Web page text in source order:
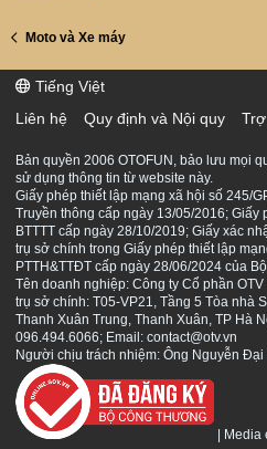
Moto và Xe máy
Tiếng Việt
Liên hệ
Quy định và Nội quy
Bản quyền 2006 OTOFUN, bảo lưu mọi
sử dụng thông tin từ website này.
Giấy phép thiết lập mạng xã hội số 245/
Truyền thông cấp ngày 13/05/2016; Giấy
BTTTT cấp ngày 28/10/2019; Giấy xác
trụ sở chính trong Giấy phép thiết lập
PTTH&TTĐT cấp ngày 28/06/2024 của
Tên doanh nghiệp: Công ty Cổ phần
trụ sở chính: T05-VP21, Tầng 5 Tòa nhà
Thanh Xuân Trung, Thanh Xuân, TP Hà
096.494.6066; Email: contact@otv.vn
Người chịu trách nhiệm: Ông Nguyễn Đại
Media